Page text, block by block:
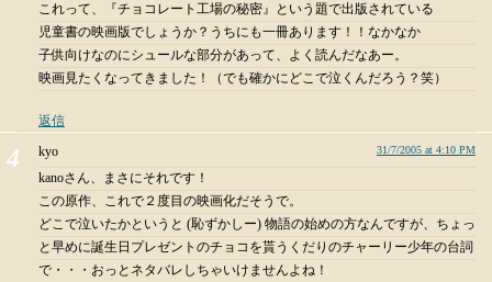
これって、『チョコレート工場の秘密』という題で出版されている
児童書の映画版でしょうか？うちにも一冊あります！！なかなか
子供向けなのにシュールな部分があって、よく読んだなあー。
映画見たくなってきました！（でも確かにどこで泣くんだろう？笑）
返信
kyo
31/7/2005 at 4:10 PM
kanoさん、まさにそれです！
この原作、これで２度目の映画化だそうで。
どこで泣いたかというと (恥ずかしー) 物語の始めの方なんですが、ちょっ
と早めに誕生日プレゼントのチョコを貰うくだりのチャーリー少年の台詞
で・・・おっとネタバレしちゃいけませんよね！